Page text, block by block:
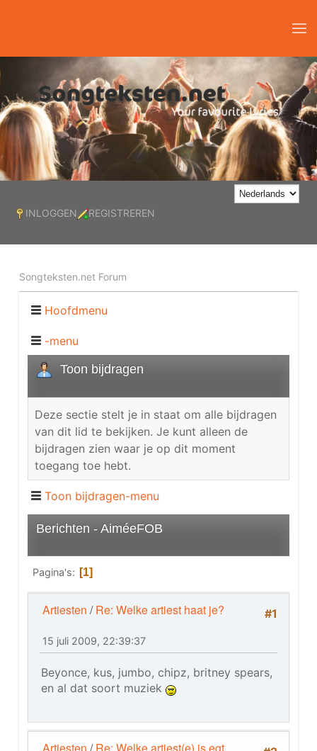
INLOGGEN REGISTREREN
Songteksten.net Forum
Hoofdmenu
-menu
Toon bijdragen
Deze sectie stelt je in staat om alle bijdragen
van dit lid te bekijken. Je kunt alleen de
bijdragen zien waar je op dit moment
toegang toe hebt.
Toon bijdragen-menu
Berichten - AiméeFOB
Pagina's 1
#1
Artiesten /Re: Welke artiest haat je?
15 juli 2009, 22:39:37
Beyonce, kus, jumbo, chipz, britney spears,
en al dat soort muziek